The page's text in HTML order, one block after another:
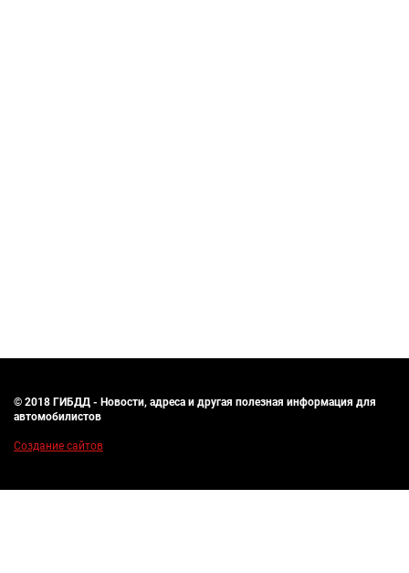
© 2018 ГИБДД - Новости, адреса и другая полезная информация для
автомобилистов
Создание сайтов